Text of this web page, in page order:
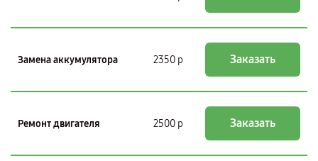
Замена аккумулятора 2350 р Заказать
Ремонт двигателя 2500 р Заказать